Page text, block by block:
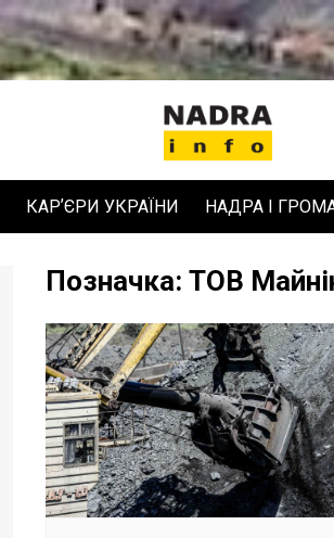
КАРʼЄРИ УКРАЇНИ НАДРА І
Позначка:ТОВ